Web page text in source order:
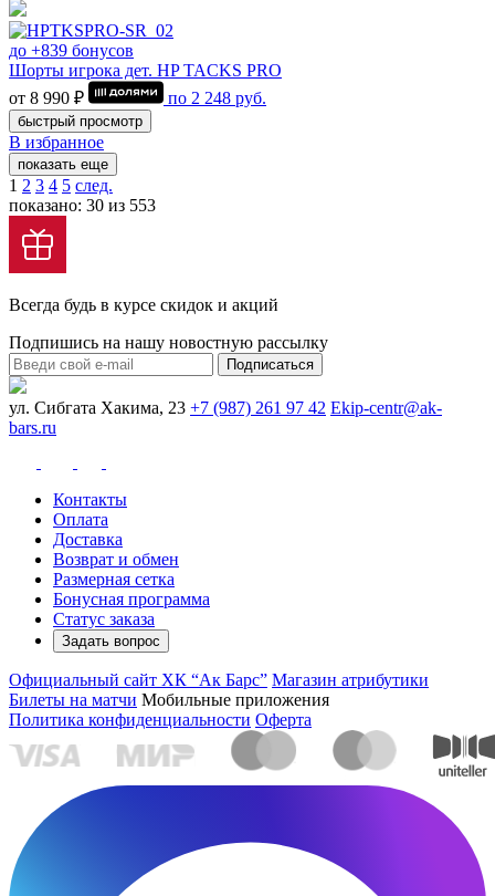
до +839 бонусов
Шорты игрока дет. HP TACKS PRO
от 8 990 ₽
по 2 248 руб.
быстрый просмотр
В избранное
показать еще
1 2 3 4 5 след.
показано: 30 из 553
Всегда будь в курсе скидок и акций
Подпишись на нашу новостную рассылку
Подписаться
ул. Сибгата Хакима, 23 +7 (987) 261 97 42 Ekip-centr@ak-
bars.ru
Контакты
Оплата
Доставка
Возврат и обмен
Размерная сетка
Бонусная программа
Статус заказа
Задать вопрос
Официальный сайт ХК “Ак Барс” Магазин атрибутики
Билеты на матчи Мобильные приложения
Политика конфиденциальности Оферта